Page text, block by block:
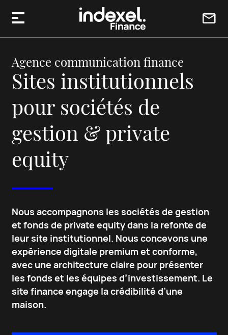
Agence communication finance
Sites institutionnels
pour sociétés de
gestion & private
equity
Nous accompagnons les sociétés de gestion
et fonds de private equity dans la refonte de
leur site institutionnel. Nous concevons une
expérience digitale premium et conforme,
avec une architecture claire pour présenter
les fonds et les équipes d’investissement. Le
site finance engage la crédibilité d’une
maison.